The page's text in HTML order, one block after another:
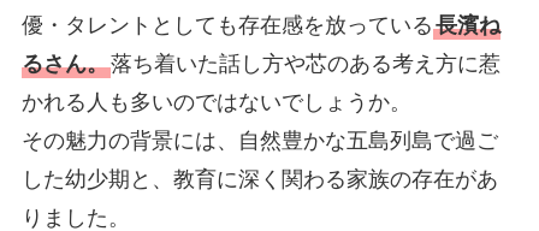
優・タレントとしても存在感を放っている長濱ね
るさん。落ち着いた話し方や芯のある考え方に惹
かれる人も多いのではないでしょうか。
その魅力の背景には、自然豊かな五島列島で過ご
した幼少期と、教育に深く関わる家族の存在があ
りました。